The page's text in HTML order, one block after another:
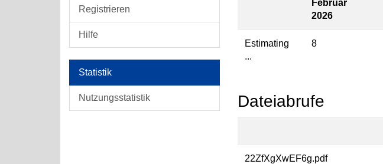
Registrieren
Hilfe
Statistik
Nutzungsstatistik
Februar
2026
Estimating
...
8
Dateiabrufe
22ZfXgXwEF6g.pdf